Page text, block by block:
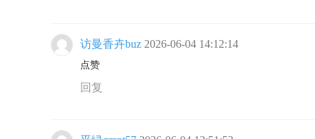
访曼香卉buz 2026-06-04 14:12:14
点赞
回复